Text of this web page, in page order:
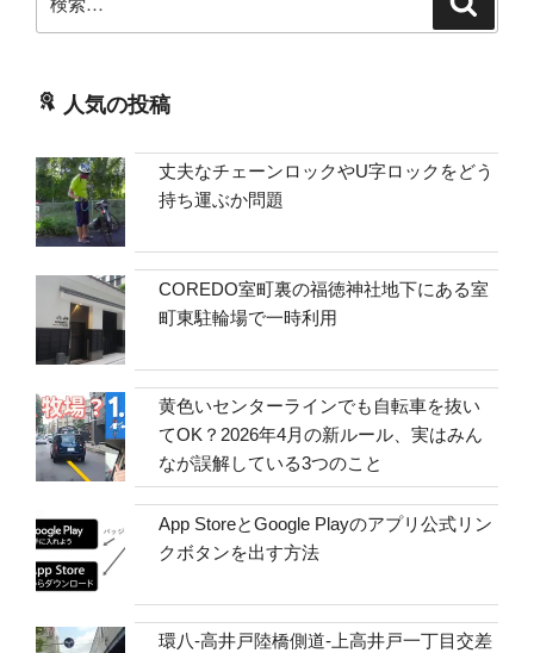
索:
人気の投稿
丈夫なチェーンロックやU字ロックをどう
持ち運ぶか問題
COREDO室町裏の福徳神社地下にある室
町東駐輪場で一時利用
黄色いセンターラインでも自転車を抜い
てOK？2026年4月の新ルール、実はみん
なが誤解している3つのこと
App StoreとGoogle Playのアプリ公式リン
クボタンを出す方法
環八-高井戸陸橋側道-上高井戸一丁目交差